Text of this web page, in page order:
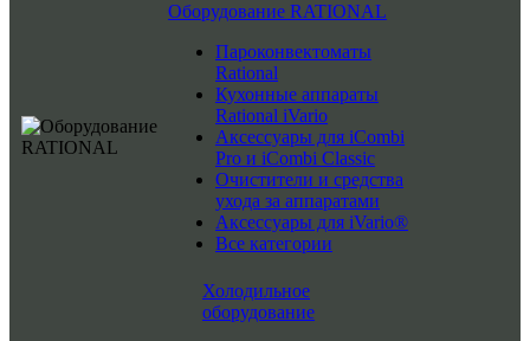
Оборудование RATIONAL
Пароконвектоматы
Rational
Кухонные аппараты
Rational iVario
Аксессуары для iCombi
Pro и iCombi Classic
Очистители и средства
ухода за аппаратами
Аксессуары для iVario®
Все категории
Холодильное
оборудование